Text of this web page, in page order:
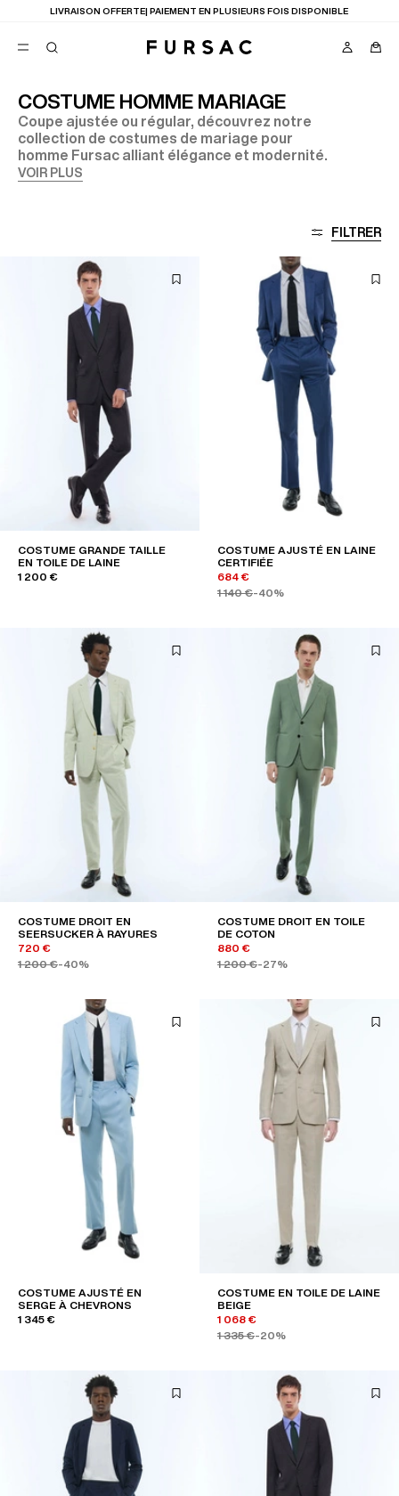
LAST CHANCE: JUSQU'A -50% SUR NOTRE SÉLECTION
COSTUME HOMME MARIAGE
Coupe ajustée ou régular, découvrez notre
collection de costumes de mariage pour
homme Fursac alliant élégance et modernité.
VOIR PLUS
FILTRER
COSTUME GRANDE TAILLE
EN TOILE DE LAINE
1 200 €
COSTUME AJUSTÉ EN LAINE
CERTIFIÉE
684 €
1 140 €-40%
COSTUME DROIT EN
SEERSUCKER À RAYURES
720 €
1 200 €-40%
COSTUME DROIT EN TOILE
DE COTON
880 €
1 200 €-27%
COSTUME AJUSTÉ EN
SERGE À CHEVRONS
1 345 €
COSTUME EN TOILE DE LAINE
BEIGE
1 068 €
1 335 €-20%
FAVORIS
COSTUMES
PANTALONS
BLOUSONS